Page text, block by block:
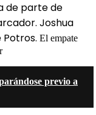
de parte de
Joshua
Potros. El empate
previo a